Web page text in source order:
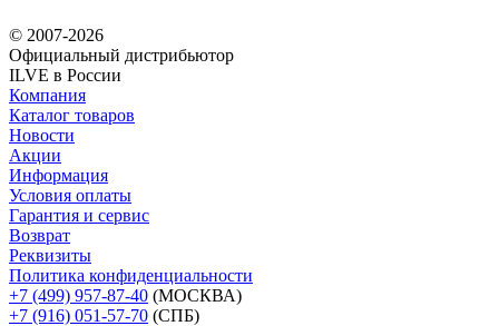
© 2007-2026
Официальный дистрибьютoр
ILVE в России
Компания
Каталог товаров
Новости
Акции
Информация
Условия оплаты
Гарантия и сервис
Возврат
Реквизиты
Политика конфиденциальности
+7 (499) 957-87-40 (МОСКВА)
+7 (916) 051-57-70 (СПБ)